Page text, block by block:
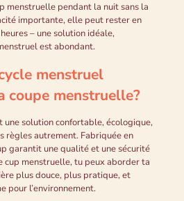
menstruelle pendant la nuit sans la
importante, elle peut rester en
– une solution idéale,
est abondant.
menstruel
coupe menstruelle?
une solution confortable, écologique,
règles autrement. Fabriquée en
garantit une qualité et une sécurité
cup menstruelle, tu peux aborder ta
plus douce, plus pratique, et
pour l’environnement.